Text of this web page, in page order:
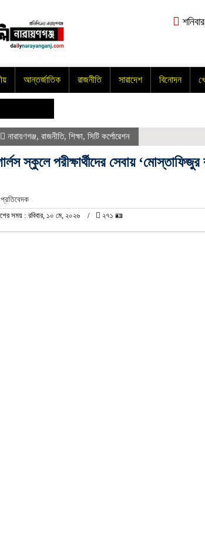
আন্তর্জাতিক রাজনীতি সারাদেশ বিনোদন
নারায়ণগঞ্জ, রাজনীতি, শিক্ষা, সিটি কর্পোরেশন
স্কুলে পরীক্ষার্থীদের সেবায়
সময় : রবিবার, ১০ মে, ২০২৬
২৭১ 🪪